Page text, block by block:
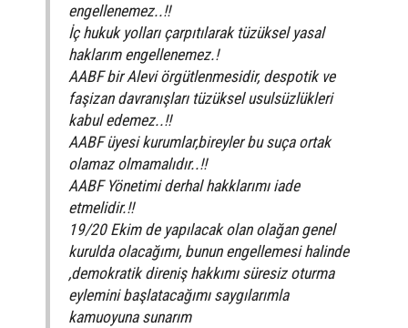
engellenemez..!!
İç hukuk yolları çarpıtılarak tüzüksel yasal
haklarım engellenemez.!
AABF bir Alevi örgütlenmesidir, despotik ve
faşizan davranışları tüzüksel usulsüzlükleri
kabul edemez..!!
AABF üyesi kurumlar,bireyler bu suça ortak
olamaz olmamalıdır..!!
AABF Yönetimi derhal hakklarımı iade
etmelidir.!!
19/20 Ekim de yapılacak olan olağan genel
kurulda olacağımı, bunun engellemesi halinde
,demokratik direniş hakkımı süresiz oturma
eylemini başlatacağımı saygılarımla
kamuoyuna sunarım